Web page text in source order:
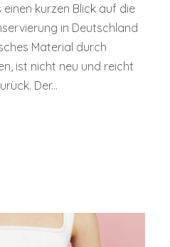
einen kurzen Blick auf die
in Deutschland
Material durch
ist nicht neu und reicht
Der...